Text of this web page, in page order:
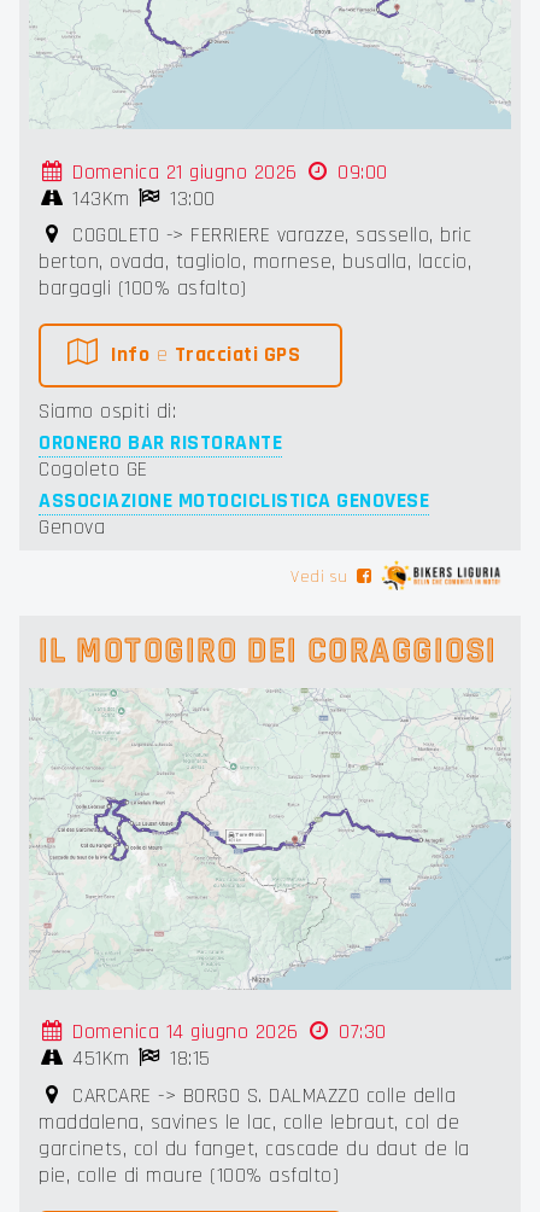
Domenica 21 giugno 2026
09:00
143Km
13:00
COGOLETO -> FERRIERE varazze, sassello, bric
berton, ovada, tagliolo, mornese, busalla, laccio,
bargagli (100% asfalto)
Info e Tracciati GPS
Siamo ospiti di:
ORONERO BAR RISTORANTE
Cogoleto GE
ASSOCIAZIONE MOTOCICLISTICA GENOVESE
Genova
Vedi su
IL MOTOGIRO DEI CORAGGIOSI
Domenica 14 giugno 2026
07:30
451Km
18:15
CARCARE -> BORGO S. DALMAZZO colle della
maddalena, savines le lac, colle lebraut, col de
garcinets, col du fanget, cascade du daut de la
pie, colle di maure (100% asfalto)